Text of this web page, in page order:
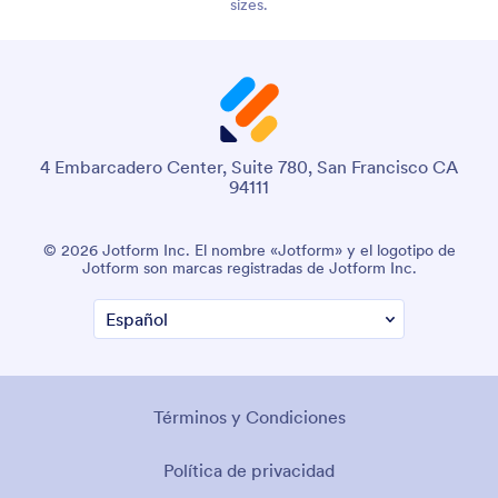
sizes.
4 Embarcadero Center, Suite 780, San Francisco CA
94111
© 2026 Jotform Inc. El nombre «Jotform» y el logotipo de
Jotform son marcas registradas de Jotform Inc.
Términos y Condiciones
Política de privacidad